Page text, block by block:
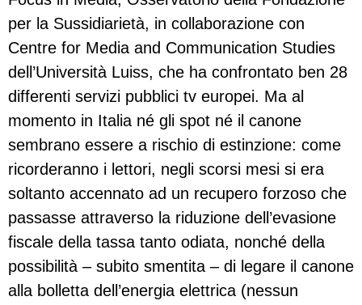
per la Sussidiarietà, in collaborazione con
Centre for Media and Communication Studies
dell’Università Luiss, che ha confrontato ben 28
differenti servizi pubblici tv europei. Ma al
momento in Italia né gli spot né il canone
sembrano essere a rischio di estinzione: come
ricorderanno i lettori, negli scorsi mesi si era
soltanto accennato ad un recupero forzoso che
passasse attraverso la riduzione dell’evasione
fiscale della tassa tanto odiata, nonché della
possibilità – subito smentita – di legare il canone
alla bolletta dell’energia elettrica (nessun